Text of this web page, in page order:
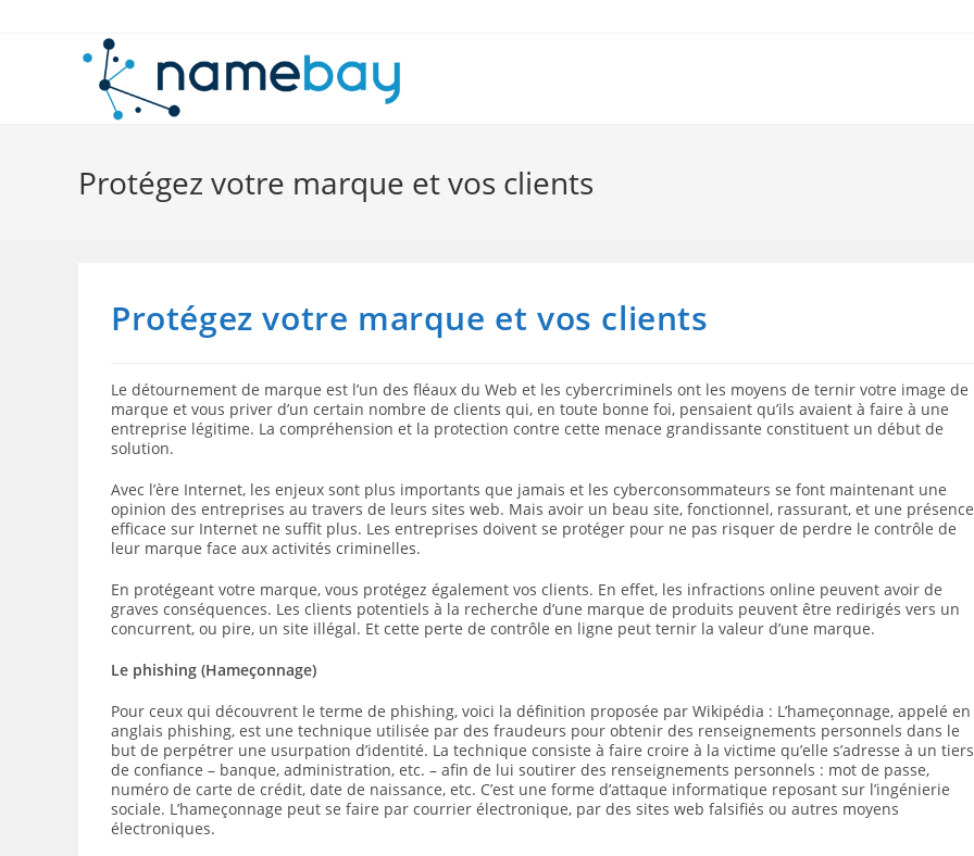
Protégez votre marque et vos clients
Protégez votre marque et vos clients
Le détournement de marque est l’un des fléaux du Web et les cybercriminels ont les moyens de ternir votre image de
marque et vous priver d’un certain nombre de clients qui, en toute bonne foi, pensaient qu’ils avaient à faire à une
entreprise légitime. La compréhension et la protection contre cette menace grandissante constituent un début de
solution.
Avec l’ère Internet, les enjeux sont plus importants que jamais et les cyberconsommateurs se font maintenant une
opinion des entreprises au travers de leurs sites web. Mais avoir un beau site, fonctionnel, rassurant, et une présence
efficace sur Internet ne suffit plus. Les entreprises doivent se protéger pour ne pas risquer de perdre le contrôle de
leur marque face aux activités criminelles.
En protégeant votre marque, vous protégez également vos clients. En effet, les infractions online peuvent avoir de
graves conséquences. Les clients potentiels à la recherche d’une marque de produits peuvent être redirigés vers un
concurrent, ou pire, un site illégal. Et cette perte de contrôle en ligne peut ternir la valeur d’une marque.
Le phishing (Hameçonnage)
Pour ceux qui découvrent le terme de phishing, voici la définition proposée par Wikipédia : L’hameçonnage, appelé en
anglais phishing, est une technique utilisée par des fraudeurs pour obtenir des renseignements personnels dans le
but de perpétrer une usurpation d’identité. La technique consiste à faire croire à la victime qu’elle s’adresse à un tiers
de confiance – banque, administration, etc. – afin de lui soutirer des renseignements personnels : mot de passe,
numéro de carte de crédit, date de naissance, etc. C’est une forme d’attaque informatique reposant sur l’ingénierie
sociale. L’hameçonnage peut se faire par courrier électronique, par des sites web falsifiés ou autres moyens
électroniques.